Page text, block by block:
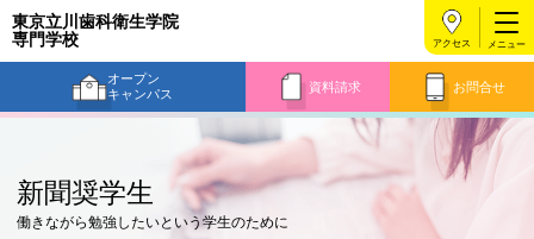
東京立川歯科衛生学院
専門学校
オープン
キャンパス
資料請求 お問合せ
アクセス
新聞奨学生
働きながら勉強したいという学生のために